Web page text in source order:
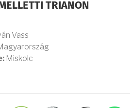
TRIANON
Vass
Miskolc